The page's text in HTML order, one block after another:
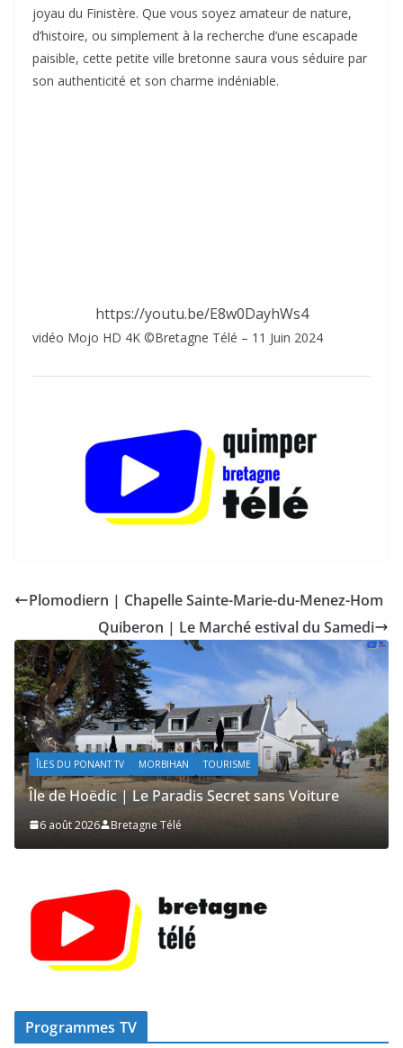
joyau du Finistère. Que vous soyez amateur de nature,
d’histoire, ou simplement à la recherche d’une escapade
paisible, cette petite ville bretonne saura vous séduire par
son authenticité et son charme indéniable.
https://youtu.be/E8w0DayhWs4
vidéo Mojo HD 4K ©Bretagne Télé – 11 Juin 2024
Plomodiern | Chapelle Sainte-Marie-du-Menez-Hom
Quiberon | Le Marché estival du Samedi
ACTUALITÉS | KELEIER ÎLES DU PONANT TV MORBIHAN TOURISME
Île de Hoëdic | Le Sémaphore ouvert au Public
2 août 2026 Bretagne Télé
Programmes TV